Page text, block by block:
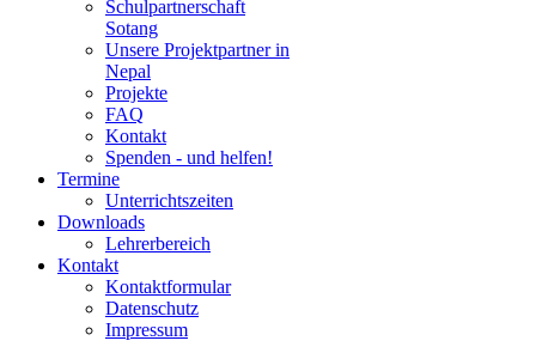
Schulpartnerschaft
Sotang
Unsere Projektpartner in
Nepal
Projekte
FAQ
Kontakt
Spenden - und helfen!
Termine
Unterrichtszeiten
Downloads
Lehrerbereich
Kontakt
Kontaktformular
Datenschutz
Impressum